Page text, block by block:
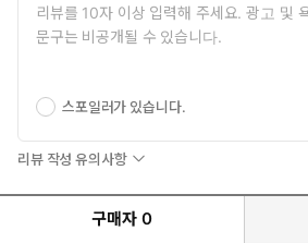
스포일러가 있습니다.
리뷰 작성 유의사항
구매자 0